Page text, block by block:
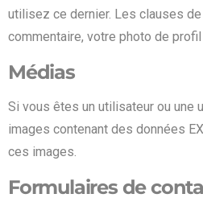
utilisez ce dernier. Les clauses
commentaire, votre photo de
Médias
Si vous êtes un utilisateur ou
images contenant des données
ces images.
Formulaires de